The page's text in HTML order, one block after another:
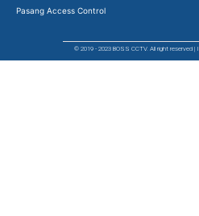
Pasang Access Control
© 2019 - 2023 BOSS CCTV. All right reserved |